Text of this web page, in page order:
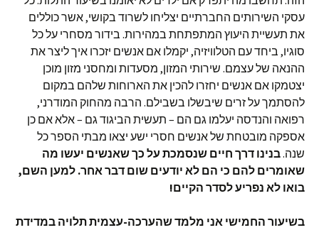
עסקי השירותים החברתיים יצליחו לשרוד בקושי, אשר כוללים
את תעשיית היעוץ המתפתחת במהירות. בידור מסחרי על כל
סוגיו, ביחד עם הטלוויזיה, יקמלו אם אנשים יזכרו איך ליצר את
ההנאה של עצמם. שירותי המזון, מסעדות ומחסני מזון מוכן
יצטמקו אם אנשים יחזרו להכין את הארוחות שלהם במקום
להסתמך על זרים שיבשלו בשבילם. הרבה מהחוק המודרני,
רפואה והנדסה יעלמו גם הם – תעשית הביגוד גם – אלא אם כן
אספקה מובטחת של אנשים חסרי ישע יצאו מבתי הספר כל
שנה.בנינו דרך חיים שנסמכת על כך שאנשים יעשו מה
שאומרים להם כי הם לא יודעים שום דבר אחר. למען השם,
בואו לא נפריע לסדר הקיים!
בשיעור החמישי אני מלמד שהערכה-עצמית תלויה במדידת